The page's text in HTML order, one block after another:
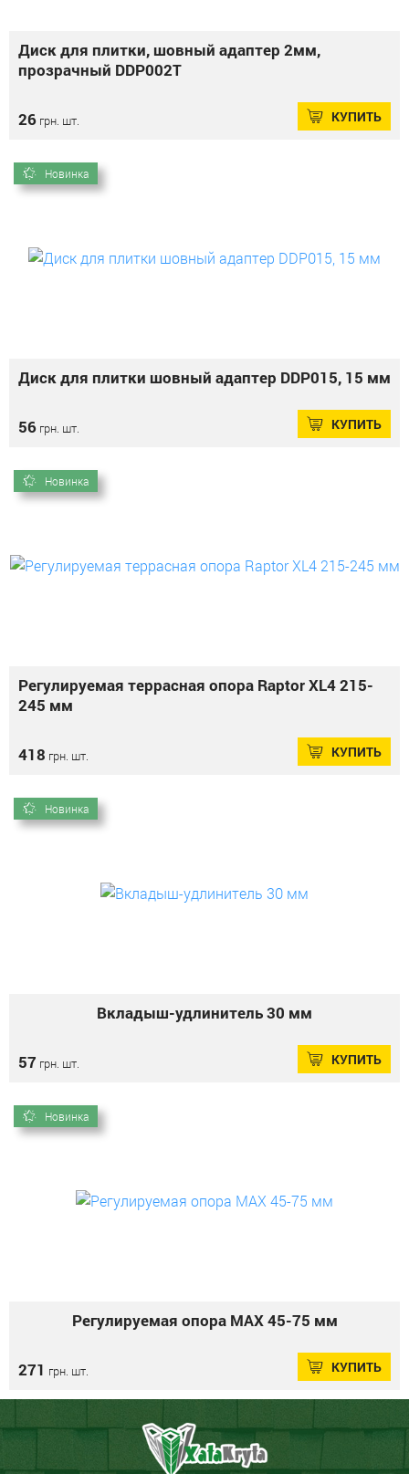
Диск для плитки, шовный адаптер 2мм,
прозрачный DDP002T
26 грн. шт. КУПИТЬ
Новинка
Диск для плитки шовный адаптер DDP015, 15 мм
56 грн. шт. КУПИТЬ
Новинка
Регулируемая террасная опора Raptor XL4 215-
245 мм
418 грн. шт. КУПИТЬ
Новинка
Вкладыш-удлинитель 30 мм
57 грн. шт. КУПИТЬ
Новинка
Регулируемая опора MAX 45-75 мм
271 грн. шт. КУПИТЬ